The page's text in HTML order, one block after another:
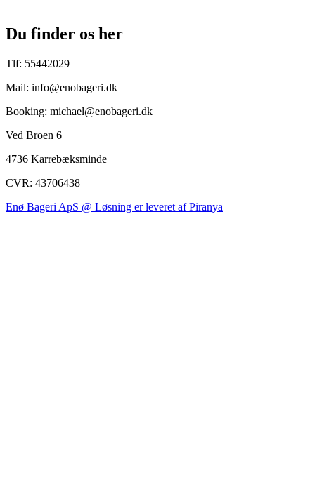
Du finder os her
Tlf: 55442029
Mail: info@enobageri.dk
Booking: michael@enobageri.dk
Ved Broen 6
4736 Karrebæksminde
CVR: 43706438
Enø Bageri ApS @ Løsning er leveret af Piranya